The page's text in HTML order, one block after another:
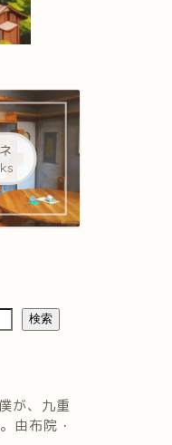
検索
が、九重
由布院・